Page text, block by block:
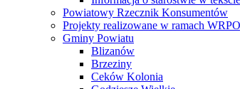
Powiatowy Rzecznik Konsumentów
Projekty realizowane w ramach
Gminy Powiatu
Blizanów
Brzeziny
Ceków Kolonia